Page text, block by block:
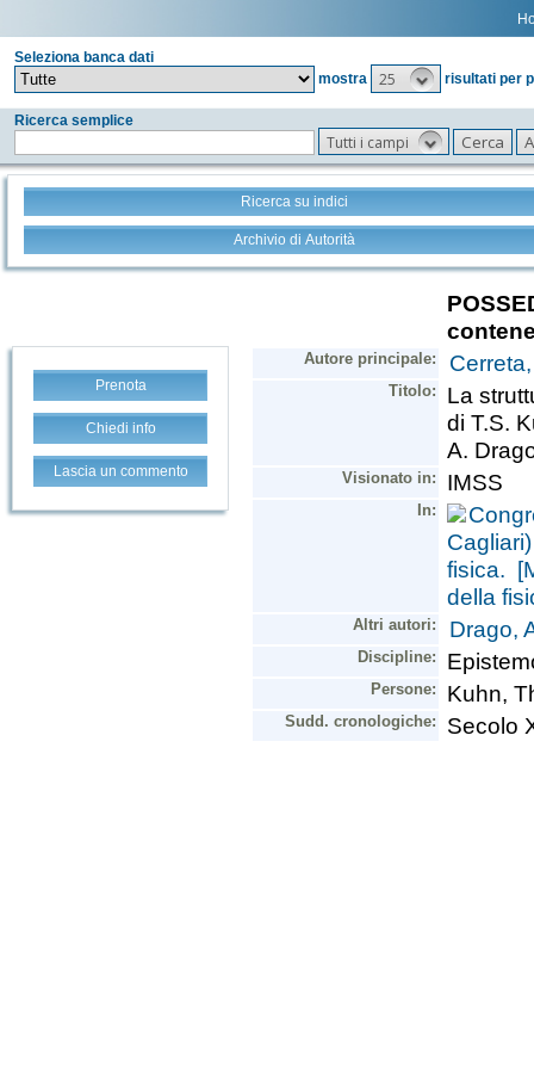
Seleziona banca dati
mostra
25 risultati per
Ricerca semplice
Tutti i campi
Ricerca su indici
Archivio di Autorità
Prenota
Chiedi info
Lascia un commento